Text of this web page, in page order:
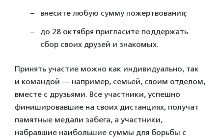
внесите любую сумму пожертвования;
до 28 октября пригласите поддержать
сбор своих друзей и знакомых.
Принять участие можно как индивидуально, так
и командой — например, семьей, своим отделом,
вместе с друзьями. Все участники, успешно
финишировавшие на своих дистанциях, получат
памятные медали забега, а участники,
набравшие наибольшие суммы для борьбы с